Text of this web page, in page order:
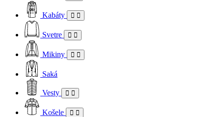
Kabáty
Svetre
Mikiny
Saká
Vesty
Košele